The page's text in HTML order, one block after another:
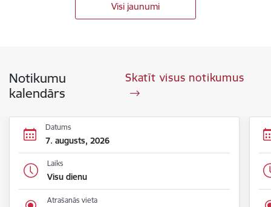
Visi jaunumi
Notikumu
kalendārs
Skatīt visus notikumus
Datums
7. augusts, 2026
Laiks
Visu dienu
Atrašanās vieta